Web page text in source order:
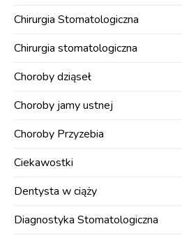
Chirurgia Stomatologiczna
Chirurgia stomatologiczna
Choroby dziąseł
Choroby jamy ustnej
Choroby Przyzebia
Ciekawostki
Dentysta w ciąży
Diagnostyka Stomatologiczna